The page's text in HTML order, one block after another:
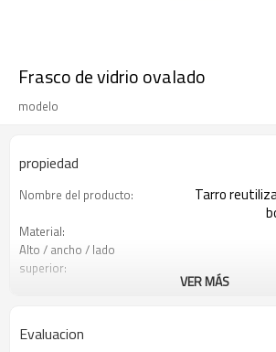
Frasco de vidrio ovalado
modelo
propiedad
Nombre del producto:
Tarro
Material:
Alto / ancho / lado
superior:
Claro, o según
Shangai,
Lugar de origen:
VER MÁS
Evaluacion